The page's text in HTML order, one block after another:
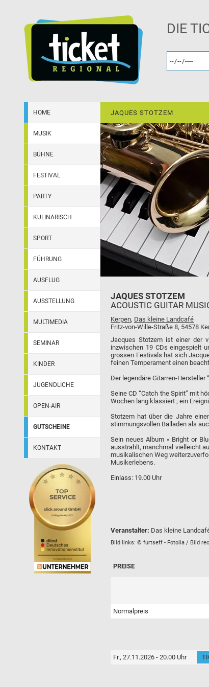
DIE
HOME
MUSIK
BÜHNE
FESTIVAL
PARTY
KULINARISCH
SPORT
FÜHRUNG
AUSFLUG
AUSSTELLUNG
MULTIMEDIA
SEMINAR
KINDER
JUGENDLICHE
OPEN-AIR
GUTSCHEINE
KONTAKT
JAQUES STOTZEM
JAQUES STOTZEM
ACOUSTIC GUITAR
Kerpen, Das kleine Landcafé
Fritz-von-Wille-Straße 8, 54578
Jacques Stotzem ist einer der
inzwischen 19 CDs eingespielt
grossen Festivals hat sich
feinen Temperament einen
Der legendäre Gitarren-Hersteller
Seine CD “Catch the Spirit” mit
Wochen lang klassiert ; ein
Stotzem hat über die Jahre
stimmungsvollen Balladen als
Sein neues Album « Bright or
ausstrahlt, manchmal vielleicht
musikalischen Weg
Musikerlebens.
Einlass: 19.00 Uhr
Veranstalter: Das kleine
Bild links: © furtseff - Fotolia / Bild
PREISE
Normalpreis
Fr., 27.11.2026 - 20.00 Uhr